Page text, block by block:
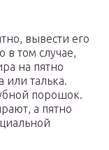
вывести его
в том случае,
на пятно
или талька.
порошок.
а пятно